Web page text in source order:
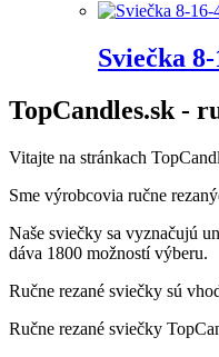
Sviečka
TopCandles.sk -
Vitajte na stránkach
Sme výrobcovia ručne
Naše sviečky sa vyznačujú
dáva 1800 možností výberu.
Ručne rezané sviečky sú
Ručne rezané sviečky